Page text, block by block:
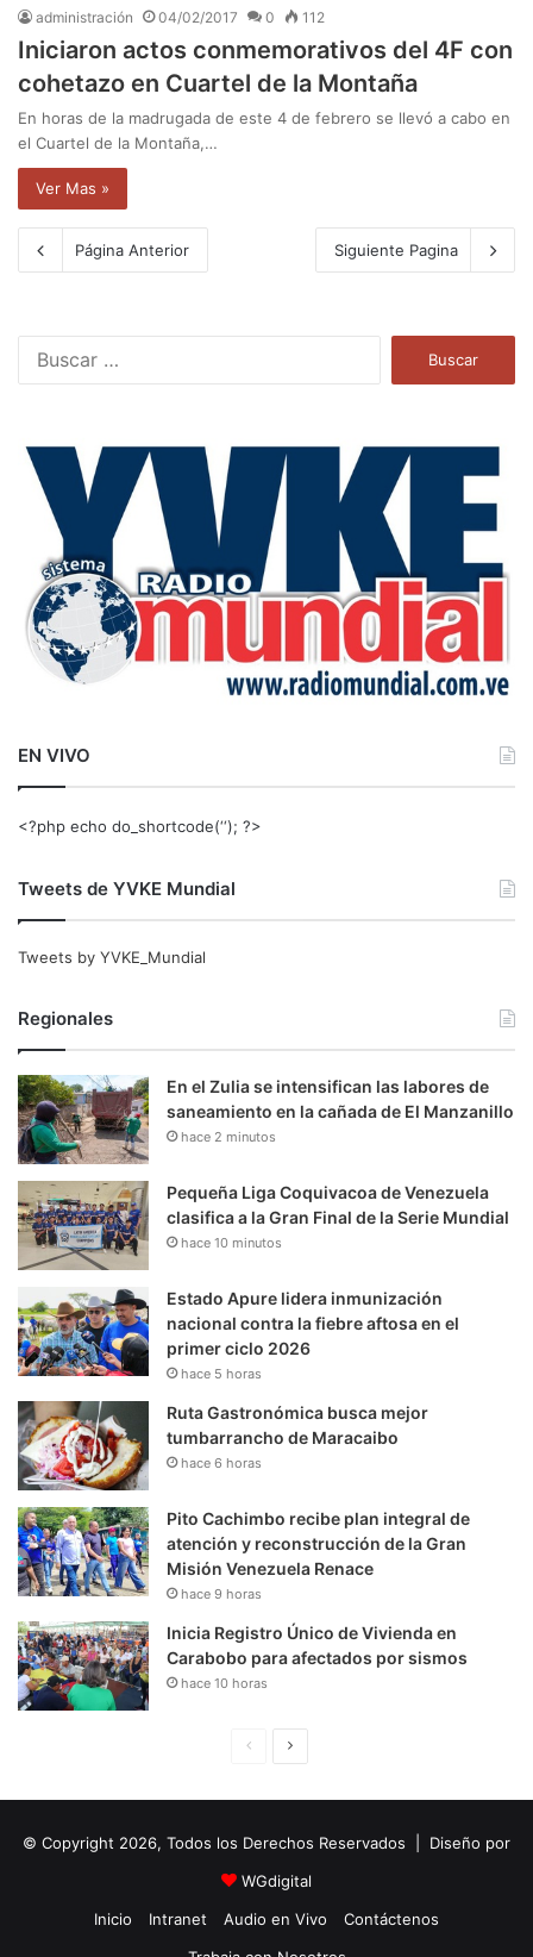
administración 04/02/2017 0 112
Iniciaron actos conmemorativos del 4F con
cohetazo en Cuartel de la Montaña
En horas de la madrugada de este 4 de febrero se llevó a cabo en
el Cuartel de la Montaña,…
Ver Mas »
Página Anterior Siguiente Pagina
a
EN VIVO
<?php echo do_shortcode(‘‘); ?>
Tweets de YVKE Mundial
Tweets by YVKE_Mundial
Regionales
En el Zulia se intensifican las labores de
saneamiento en la cañada de El Manzanillo
hace 2 minutos
Pequeña Liga Coquivacoa de Venezuela
clasifica a la Gran Final de la Serie Mundial
hace 10 minutos
Estado Apure lidera inmunización
nacional contra la fiebre aftosa en el
primer ciclo 2026
hace 5 horas
Ruta Gastronómica busca mejor
tumbarrancho de Maracaibo
hace 6 horas
Pito Cachimbo recibe plan integral de
atención y reconstrucción de la Gran
Misión Venezuela Renace
hace 9 horas
Inicia Registro Único de Vivienda en
Carabobo para afectados por sismos
hace 10 horas
i
n
a
u
i
e
© Copyright 2026, Todos los Derechos Reservados | Diseño por
WGdigital
Inicio
Intranet Audio en Vivo
Contáctenos